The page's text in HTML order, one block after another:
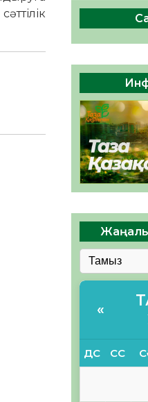
Руслан
әкімінің
05.08.2026
«
ДС СС СӘ